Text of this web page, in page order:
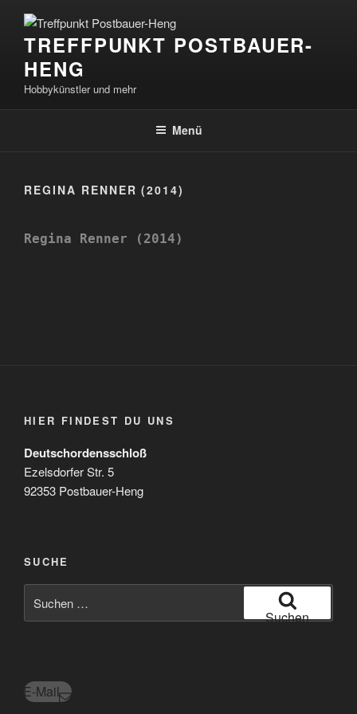
Inhalt
springenTREFFPUNKT POSTBAUER-
HENG
Hobbykünstler und mehr
Menü
REGINA RENNER (2014)
Regina Renner (2014)
HIER FINDEST DU UNS
Deutschordensschloß
Ezelsdorfer Str. 5
92353 Postbauer-Heng
SUCHE
nach:
Suchen
E-Mail